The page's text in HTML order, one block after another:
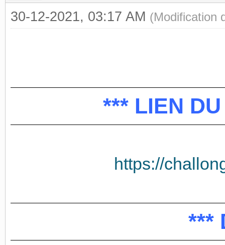
30-12-2021, 03:17 AM (Modification
*** LIEN
https://
***